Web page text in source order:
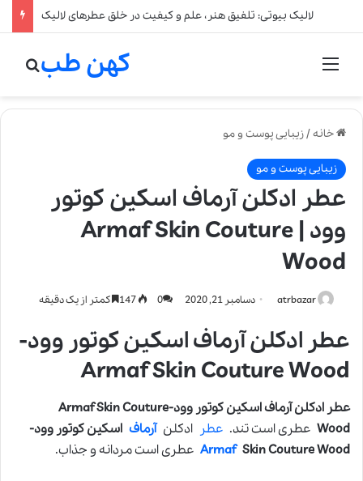
لالیک بیوتی: تلفیق هنر، علم و کیفیت در خلق عطرهای لالیک
منو کهن طب
خانه/زیبایی پوست و مو
زیبایی پوست و مو
عطر ادکلن آرماف اسکین کوتور
وود | Armaf Skin Couture
Wood
atrbazar دسامبر 21, 2020 0 کمتر از یک دقیقه
عطر ادکلن آرماف اسکین کوتور وود-
Armaf Skin Couture Wood
عطر ادکلن آرماف اسکین کوتور وود-Armaf Skin Couture
Wood عطری است تند. عطر ادکلنآرماف اسکین کوتور وود-
ArmafSkin Couture Wood عطری است مردانه و جذاب.